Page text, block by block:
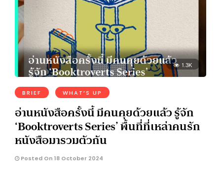
1.3K
BRIEF WHAT’S UP
อ่านหนังสือครั้งนี้ มีคนคุยด้วยแล้ว รู้จัก
‘Booktroverts Series’ พื้นที่ที่เหล่าคนรัก
หนังสือมารวมตัวกัน
Posted On 18 October 2024